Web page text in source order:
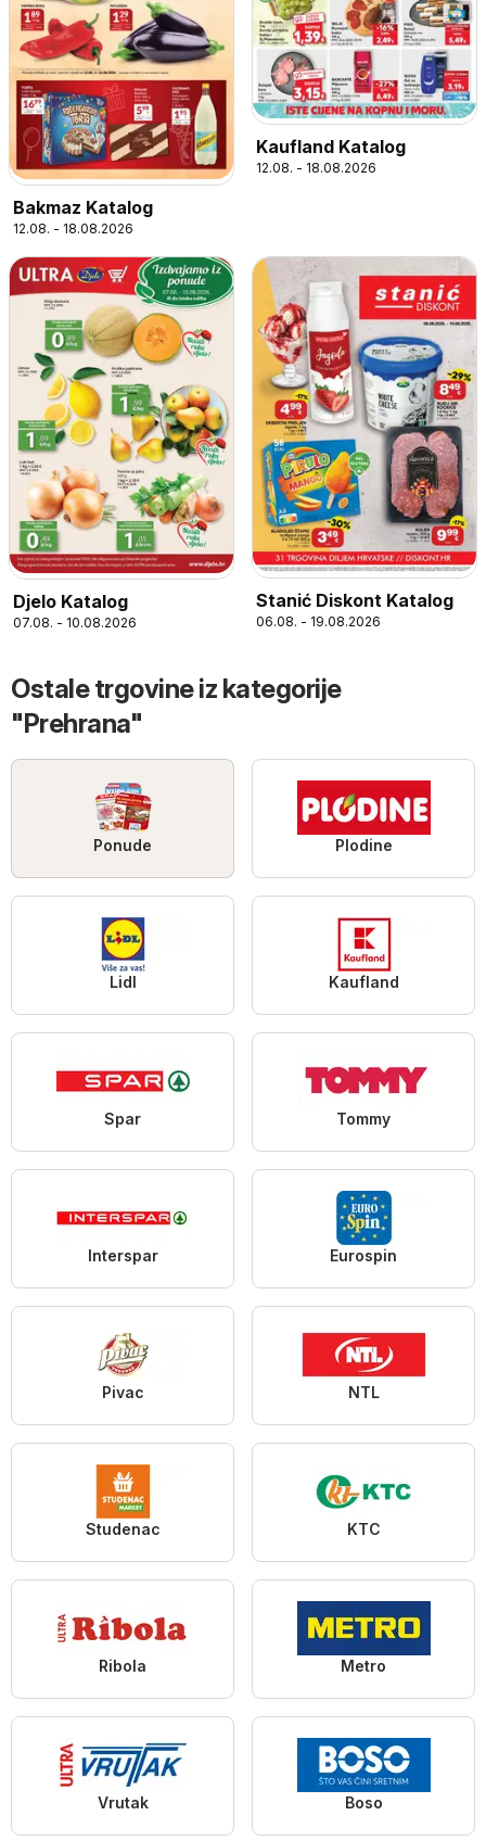
Bakmaz Katalog
12.08. - 18.08.2026
Kaufland Katalog
12.08. - 18.08.2026
Djelo Katalog
07.08. - 10.08.2026
Stanić Diskont Katalog
06.08. - 19.08.2026
Ostale trgovine iz kategorije
"Prehrana"
Ponude Plodine
Lidl Kaufland
Spar Tommy
Interspar Eurospin
Pivac NTL
Studenac KTC
Ribola Metro
Vrutak Boso